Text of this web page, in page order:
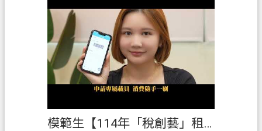
模範生【114年「稅創藝」租稅短片創作競賽】第1名